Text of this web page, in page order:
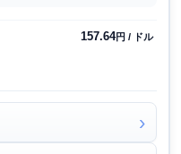
157.64円 / ドル